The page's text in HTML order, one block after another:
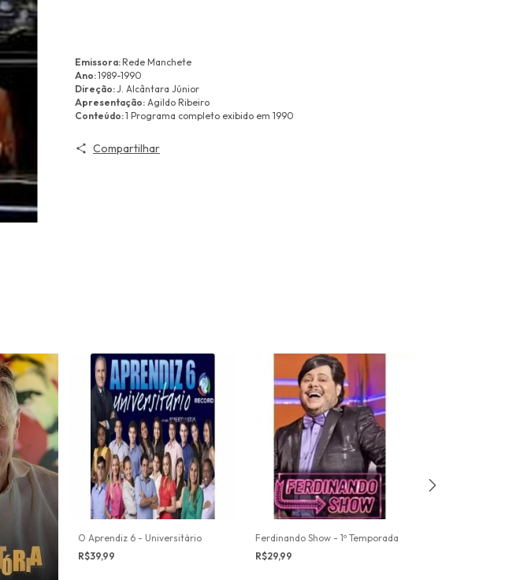
Emissora:Rede Manchete
Ano:1989-1990
Direção:J. Alcântara Júnior
Apresentação: Agildo Ribeiro
Conteúdo:1 Programa completo exibido em 1990
Compartilhar
O Aprendiz 6 - Universitário
R$39,99
Ferdinando Show - 1º Temporada
R$29,99